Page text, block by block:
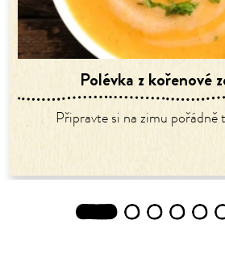
Polévka z kořenové
Připravte si na zimu pořádně
2 3 4 5